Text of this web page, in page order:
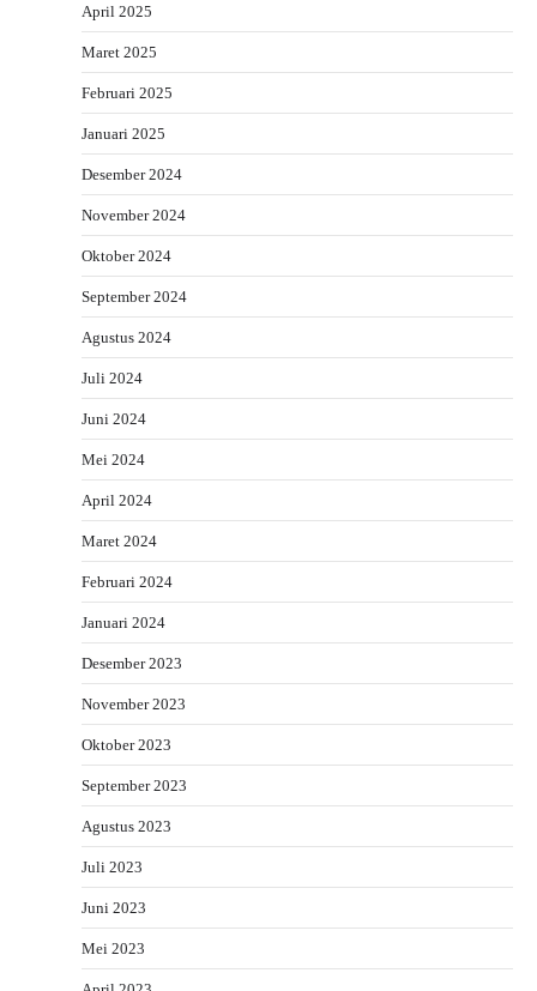
April 2025
Maret 2025
Februari 2025
Januari 2025
Desember 2024
November 2024
Oktober 2024
September 2024
Agustus 2024
Juli 2024
Juni 2024
Mei 2024
April 2024
Maret 2024
Februari 2024
Januari 2024
Desember 2023
November 2023
Oktober 2023
September 2023
Agustus 2023
Juli 2023
Juni 2023
Mei 2023